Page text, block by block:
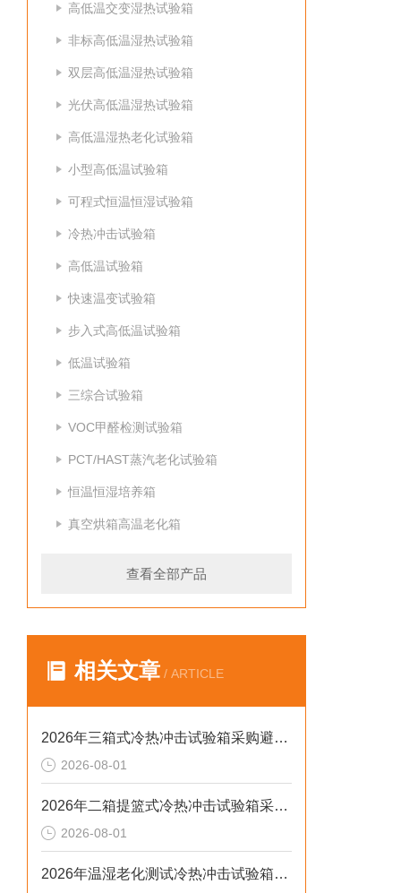
高低温交变湿热试验箱
非标高低温湿热试验箱
双层高低温湿热试验箱
光伏高低温湿热试验箱
高低温湿热老化试验箱
小型高低温试验箱
可程式恒温恒湿试验箱
冷热冲击试验箱
高低温试验箱
快速温变试验箱
步入式高低温试验箱
低温试验箱
三综合试验箱
VOC甲醛检测试验箱
PCT/HAST蒸汽老化试验箱
恒温恒湿培养箱
真空烘箱高温老化箱
查看全部产品
相关文章 / ARTICLE
2026年三箱式冷热冲击试验箱采购避坑：静测工况、参数与合规选型逻辑
2026-08-01
2026年二箱提篮式冷热冲击试验箱采购避坑：参数、工况与合规逻辑
2026-08-01
2026年温湿老化测试冷热冲击试验箱排行榜：解决精度差、数据无效等核心痛点